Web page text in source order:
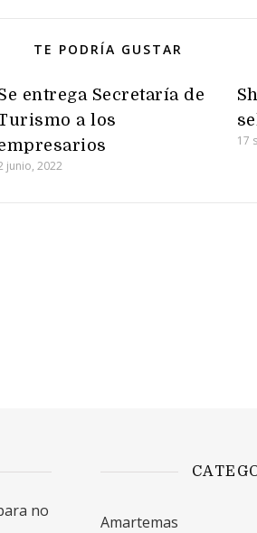
TE PODRÍA GUSTAR
entrega Secretaría de
a los
junio, 2022
17
no
Amartemas